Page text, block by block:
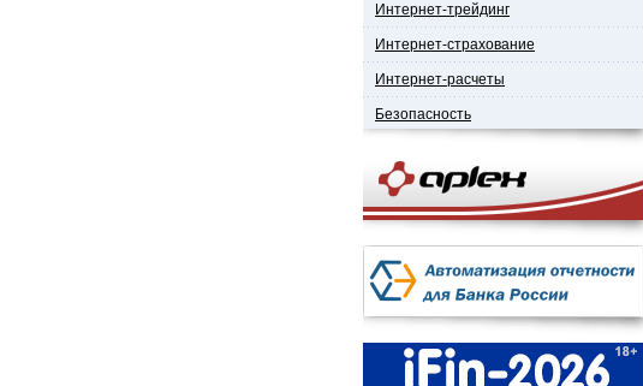
Интернет-трейдинг
Интернет-страхование
Интернет-расчеты
Безопасность